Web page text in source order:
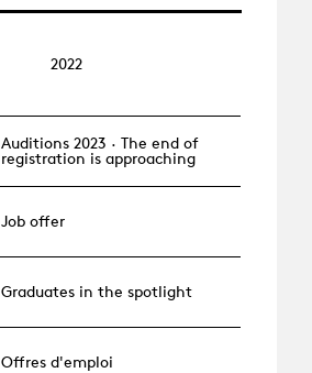
2022
Auditions 2023 · The end of
registration is approaching
Job offer
Graduates in the spotlight
Offres d'emploi